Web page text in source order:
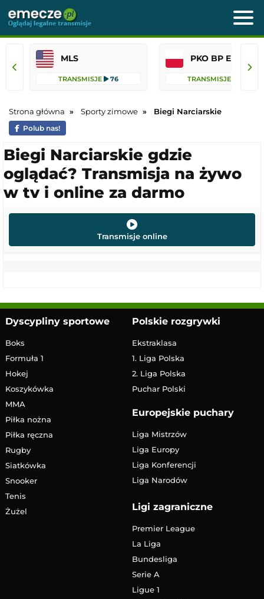
MLS
TRANSMISJE 76 TRANSMISJE
Strona główna Sporty zimowe Biegi Narciarskie
Polub nas!
Biegi Narciarskie gdzie
oglądać? Transmisja na żywo
w tv i online za darmo
Transmisje online
Dyscypliny sportowe
Boks
Formuła 1
Hokej
Koszykówka
MMA
Piłka nożna
Piłka ręczna
Rugby
Siatkówka
Snooker
Tenis
Żużel
Polskie rozgrywki
Ekstraklasa
1. Liga Polska
2. Liga Polska
Puchar Polski
Europejskie puchary
Liga Mistrzów
Liga Europy
Liga Konferencji
Liga Narodów
Ligi zagraniczne
Premier League
La Liga
Bundesliga
Serie A
Ligue 1